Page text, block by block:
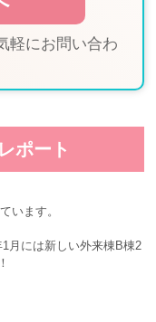
軽にお問い合わ
ポート
います。
月には新しい外来棟B棟2